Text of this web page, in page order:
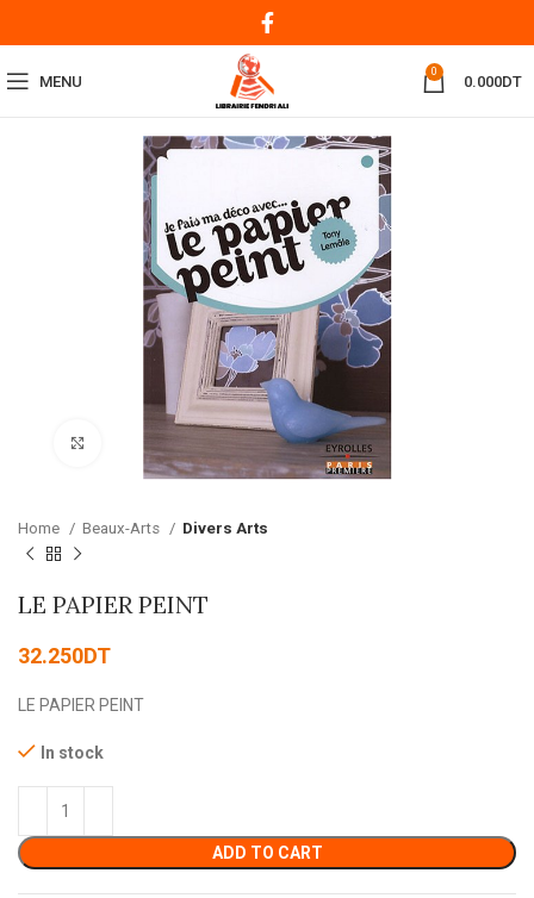
MENU
0
0.000DT
Click to enlarge
Home Beaux-Arts Divers Arts
LE PAPIER PEINT
32.250DT
LE PAPIER PEINT
In stock
ADD TO CART